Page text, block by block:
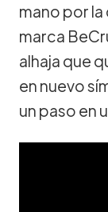
mano por
marca
alhaja que
en nuevo
un paso en